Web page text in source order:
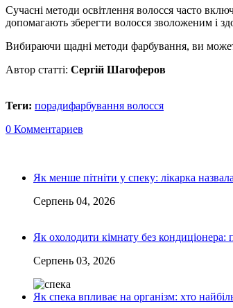
Сучасні методи освітлення волосся часто
допомагають зберегти волосся зволоженим і
Вибираючи щадні методи фарбування, ви
Автор статті: Сергій Шагоферов
Теги: порадифарбування волосся
0 Комментариев
Як менше пітніти у спеку: лікарка
Серпень 04, 2026
Як охолодити кімнату без кондиціонера:
Серпень 03, 2026
Як спека впливає на організм: хто